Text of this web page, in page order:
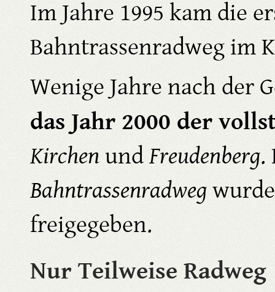
Im Jahre 1995 kam die
Bahntrassenradweg im
Wenige Jahre nach der
das Jahr 2000 der
KirchenundFreudenberg.
Bahntrassenradweg
freigegeben.
Nur Teilweise Radweg